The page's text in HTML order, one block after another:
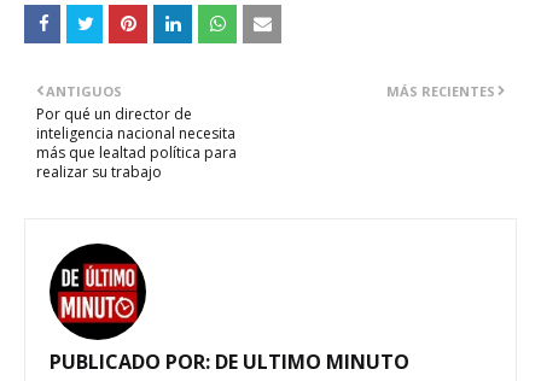
MÁS RECIENTES
ANTIGUOS
Por qué un director de
inteligencia nacional necesita
más que lealtad política para
realizar su trabajo
PUBLICADO POR: DE ULTIMO MINUTO